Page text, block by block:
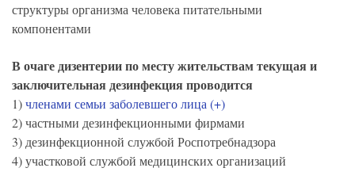
структуры организма человека питательными
компонентами
В очаге дизентерии по месту жительствам текущая и
заключительная дезинфекция проводится
1)членами семьи заболевшего лица (+)
2) частными дезинфекционными фирмами
3) дезинфекционной службой Роспотребнадзора
4) участковой службой медицинских организаций